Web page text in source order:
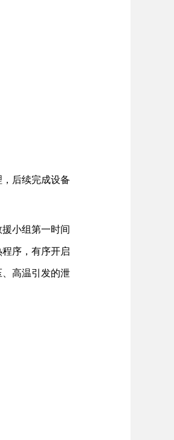
后续完成设备
小组第一时间
序，有序开启
高温引发的泄